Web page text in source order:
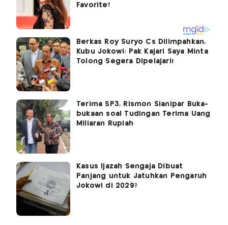
Berkas Roy Suryo Cs Dilimpahkan,
Kubu Jokowi: Pak Kajari Saya Minta
Tolong Segera Dipelajari!
Terima SP3, Rismon Sianipar Buka-
bukaan soal Tudingan Terima Uang
Miliaran Rupiah
Kasus Ijazah Sengaja Dibuat
Panjang untuk Jatuhkan Pengaruh
Jokowi di 2029?